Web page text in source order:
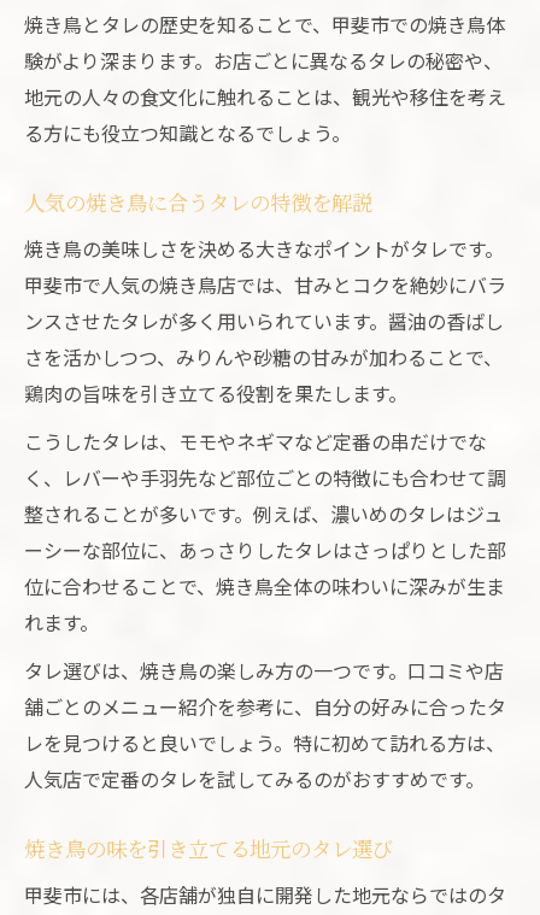
甲斐市でタレ派が集う焼き鳥の魅力とは
焼き鳥とタレの相乗効果を楽しむコツ
焼き鳥タレ派が注目する店舗の選び方
家族や友人と楽しむ焼き鳥、タレ選びのポイン
ト
焼き鳥で家族団らんを楽しむタレの選び方
友人とシェアしたい焼き鳥タレの魅力とは
焼き鳥パーティーで人気のタレ活用法
子供も喜ぶ焼き鳥とタレの組み合わせ
みんなで楽しむ焼き鳥タレ味比較のコツ
テイクアウト対応の焼き鳥がもたらす新しい楽
しみ方
焼き鳥テイクアウトで味わうタレの工夫
タレの選び方で広がる焼き鳥の楽しみ方
焼き鳥テイクアウトで家族の食卓が華やぐ
焼き鳥とタレの歴史を知ることで、甲斐市での焼き鳥体
験がより深まります。お店ごとに異なるタレの秘密や、
地元の人々の食文化に触れることは、観光や移住を考え
る方にも役立つ知識となるでしょう。
人気の焼き鳥に合うタレの特徴を解説
焼き鳥の美味しさを決める大きなポイントがタレです。
甲斐市で人気の焼き鳥店では、甘みとコクを絶妙にバラ
ンスさせたタレが多く用いられています。醤油の香ばし
さを活かしつつ、みりんや砂糖の甘みが加わることで、
鶏肉の旨味を引き立てる役割を果たします。
こうしたタレは、モモやネギマなど定番の串だけでな
く、レバーや手羽先など部位ごとの特徴にも合わせて調
整されることが多いです。例えば、濃いめのタレはジュ
ーシーな部位に、あっさりしたタレはさっぱりとした部
位に合わせることで、焼き鳥全体の味わいに深みが生ま
れます。
タレ選びは、焼き鳥の楽しみ方の一つです。口コミや店
舗ごとのメニュー紹介を参考に、自分の好みに合ったタ
レを見つけると良いでしょう。特に初めて訪れる方は、
人気店で定番のタレを試してみるのがおすすめです。
焼き鳥の味を引き立てる地元のタレ選び
甲斐市には、各店舗が独自に開発した地元ならではのタ